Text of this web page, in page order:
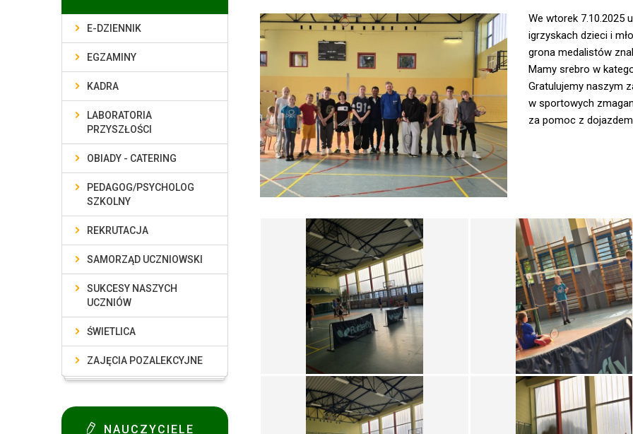
We wtorek 7.10.2025
igrzyskach dzieci i
grona medalistów
Mamy srebro w
Gratulujemy naszym
w sportowych
za pomoc z
E-DZIENNIK
EGZAMINY
KADRA
LABORATORIA
PRZYSZŁOŚCI
OBIADY - CATERING
PEDAGOG/PSYCHOLOG
SZKOLNY
REKRUTACJA
SAMORZĄD UCZNIOWSKI
SUKCESY NASZYCH
UCZNIÓW
ŚWIETLICA
ZAJĘCIA POZALEKCYJNE
NAUCZYCIELE